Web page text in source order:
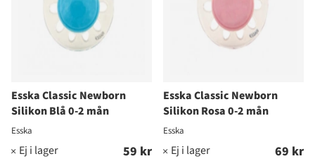
Esska Classic Newborn
Silikon Blå 0-2 mån
Esska
59 kr
Esska Classic Newborn
Silikon Rosa 0-2 mån
Esska
69 kr